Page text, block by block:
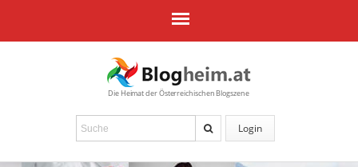
Die Heimat der Österreichischen Blogszene
Login